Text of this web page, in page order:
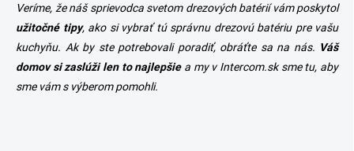
Veríme, že náš sprievodca svetom drezových batérií vám poskytol
užitočné tipy, ako si vybrať tú správnu drezovú batériu pre vašu
kuchyňu. Ak by ste potrebovali poradiť, obráťte sa na nás. Váš
domov si zaslúži len to najlepšiea my vIntercom.sksme tu, aby
sme vám s výberom pomohli.